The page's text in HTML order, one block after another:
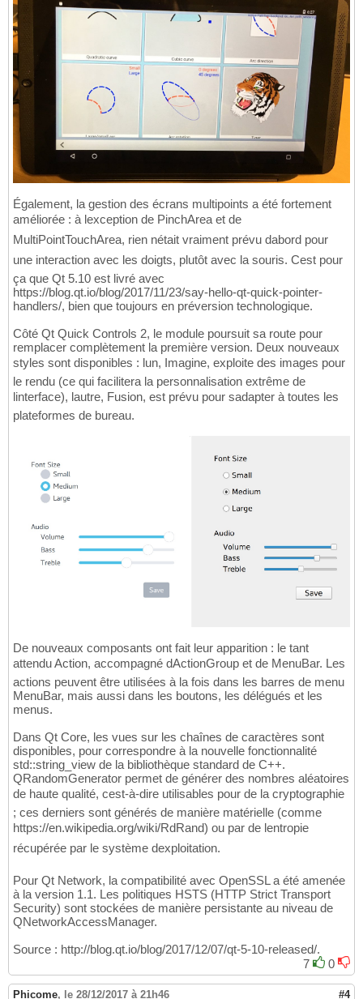
Également, la gestion des écrans multipoints a été fortement
améliorée : à lexception de PinchArea et de
MultiPointTouchArea, rien nétait vraiment prévu dabord pour
une interaction avec les doigts, plutôt avec la souris. Cest pour
ça que Qt 5.10 est livré avec
https://blog.qt.io/blog/2017/11/23/say-hello-qt-quick-pointer-
handlers/, bien que toujours en préversion technologique.
Côté Qt Quick Controls 2, le module poursuit sa route pour
remplacer complètement la première version. Deux nouveaux
styles sont disponibles : lun, Imagine, exploite des images pour
le rendu (ce qui facilitera la personnalisation extrême de
linterface), lautre, Fusion, est prévu pour sadapter à toutes les
plateformes de bureau.
De nouveaux composants ont fait leur apparition : le tant
attendu Action, accompagné dActionGroup et de MenuBar. Les
actions peuvent être utilisées à la fois dans les barres de menu
MenuBar, mais aussi dans les boutons, les délégués et les
menus.
Dans Qt Core, les vues sur les chaînes de caractères sont
disponibles, pour correspondre à la nouvelle fonctionnalité
std::string_view de la bibliothèque standard de C++.
QRandomGenerator permet de générer des nombres aléatoires
de haute qualité, cest-à-dire utilisables pour de la cryptographie
; ces derniers sont générés de manière matérielle (comme
https://en.wikipedia.org/wiki/RdRand) ou par de lentropie
récupérée par le système dexploitation.
Pour Qt Network, la compatibilité avec OpenSSL a été amenée
à la version 1.1. Les politiques HSTS (HTTP Strict Transport
Security) sont stockées de manière persistante au niveau de
QNetworkAccessManager.
Source : http://blog.qt.io/blog/2017/12/07/qt-5-10-released/.
7
0
Phicome, le 28/12/2017 à 21h46 #4